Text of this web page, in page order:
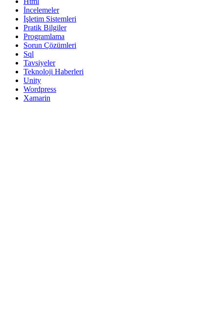
İncelemeler
İşletim Sistemleri
Pratik Bilgiler
Programlama
Sorun Çözümleri
Sql
Tavsiyeler
Teknoloji Haberleri
Unity
Wordpress
Xamarin